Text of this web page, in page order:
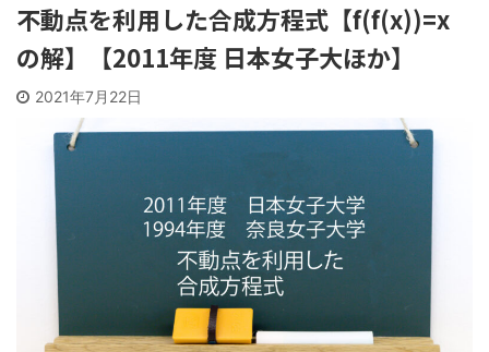
不動点を利用した合成方程式【f(f(x))=x
の解】【2011年度 日本女子大ほか】
2021年7月22日